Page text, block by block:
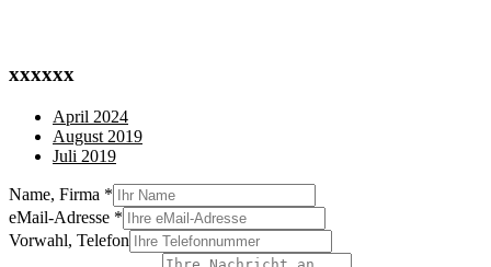
xxxxxx
April 2024
August 2019
Juli 2019
Name, Firma *
eMail-Adresse *
Vorwahl, Telefon